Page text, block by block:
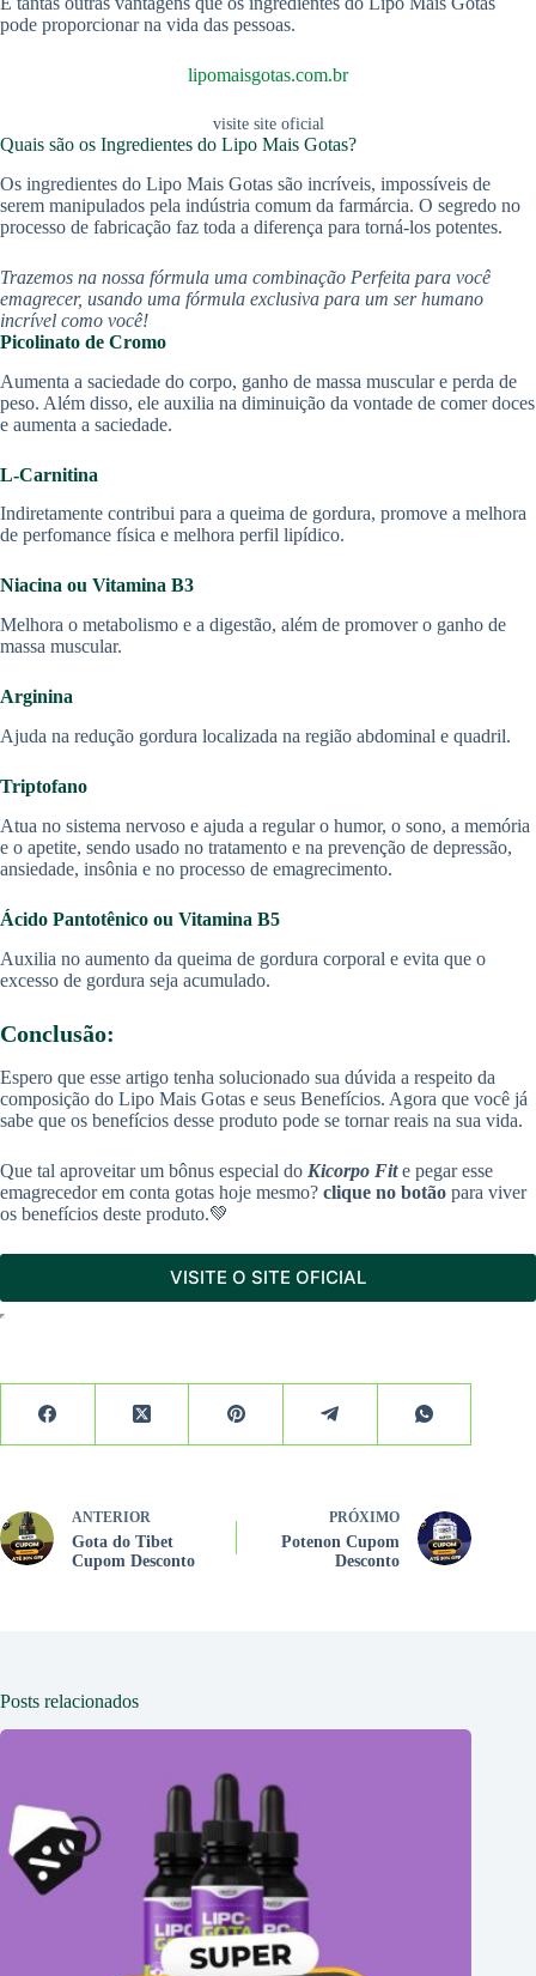
pode proporcionar na vida das pessoas.
lipomaisgotas.com.br
visite site oficial
Quais são os Ingredientes do Lipo Mais Gotas?
Os ingredientes do Lipo Mais Gotas são incríveis, impossíveis de
serem manipulados pela indústria comum da farmárcia. O segredo no
processo de fabricação faz toda a diferença para torná-los potentes.
Trazemos na nossa fórmula uma combinação Perfeita para você
emagrecer, usando uma fórmula exclusiva para um ser humano
incrível como você!
Picolinato de Cromo
Aumenta a saciedade do corpo, ganho de massa muscular e perda de
peso. Além disso, ele auxilia na diminuição da vontade de comer doces
e aumenta a saciedade.
L-Carnitina
Indiretamente contribui para a queima de gordura, promove a melhora
de perfomance física e melhora perfil lipídico.
Niacina ou Vitamina B3
Melhora o metabolismo e a digestão, além de promover o ganho de
massa muscular.
Arginina
Ajuda na redução gordura localizada na região abdominal e quadril.
Triptofano
Atua no sistema nervoso e ajuda a regular o humor, o sono, a memória
e o apetite, sendo usado no tratamento e na prevenção de depressão,
ansiedade, insônia e no processo de emagrecimento.
Ácido Pantotênico ou Vitamina B5
Auxilia no aumento da queima de gordura corporal e evita que o
excesso de gordura seja acumulado.
Conclusão:
Espero que esse artigo tenha solucionado sua dúvida a respeito da
composição do Lipo Mais Gotas e seus Benefícios. Agora que você já
sabe que os benefícios desse produto pode se tornar reais na sua vida.
Que tal aproveitar um bônus especial do Kicorpo Fite pegar esse
emagrecedor em conta gotas hoje mesmo? clique no botão para viver
os benefícios deste produto.💚
VISITE O SITE OFICIAL
ANTERIOR
Gota do Tibet
Cupom Desconto
PRÓXIMO
Potenon Cupom
Desconto
Posts relacionados